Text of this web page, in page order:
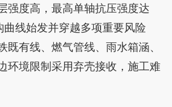
强度高，最高单轴抗压强度达
线始发并穿越多项重要风险
既有线、燃气管线、雨水箱涵、
环境限制采用弃壳接收，施工难